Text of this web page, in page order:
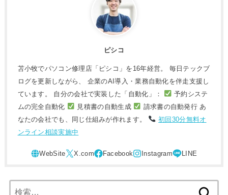
ピシコ
苫小牧でパソコン修理店「ピシコ」を16年経営。 毎日テックブ
ログを更新しながら、 企業のAI導入・業務自動化を伴走支援し
ています。 自分の会社で実装した「自動化」：
予約システ
ムの完全自動化
見積書の自動生成
請求書の自動発行 あ
なたの会社でも、同じ仕組みが作れます。
初回30分無料オ
ンライン相談実施中